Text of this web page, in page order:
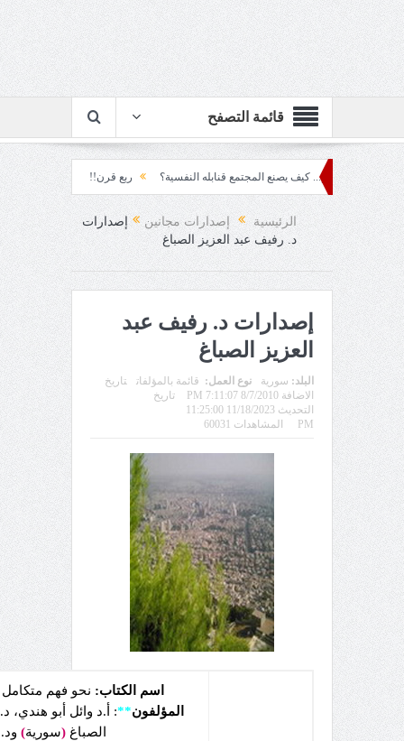
قائمة التصفح
المتراكم... كيف يصنع المجتمع قنابله النفسية؟ ربع قرن!! رزقٌ من يستكثره؟!
محمود العقاد!!
الرئيسية إصدارات مجانين
إصدارات
د. رفيف عبد العزيز الصباغ
إصدارات د. رفيف عبد
العزيز الصباغ
البلد: سورية نوع العمل: قائمة بالمؤلفات
تاريخ
الاضافة 8/7/2010 7:11:07 PM
تاريخ
التحديث 11/18/2023 11:25:00
PM
المشاهدات 60031
اسم الكتاب: نحو فهم
المؤلفون**: أ.د وائل أبو
الصباغ(سورية)